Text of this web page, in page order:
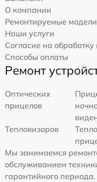
О компании
Ремонтируемые модели
Наши услуги
Согласие на
Способы оплаты
Ремонт
Оптических
прицелов
Тепловизоров
Мы занимаемся
обслуживанием
гарантийного